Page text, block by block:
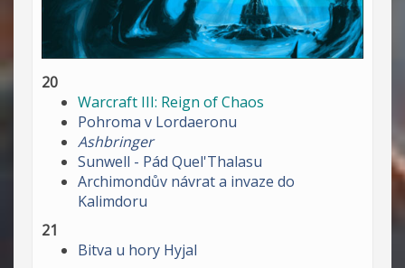
20
Warcraft III: Reign of Chaos
Pohroma v Lordaeronu
Ashbringer
Sunwell - Pád Quel'Thalasu
Archimondův návrat a invaze do
Kalimdoru
21
Bitva u hory Hyjal